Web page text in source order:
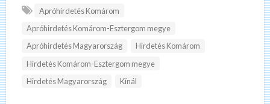
Apróhirdetés Komárom
Apróhirdetés Komárom-Esztergom megye
Apróhirdetés Magyarország
Hirdetés Komárom
Hirdetés Komárom-Esztergom megye
Hirdetés Magyarország
Kínál